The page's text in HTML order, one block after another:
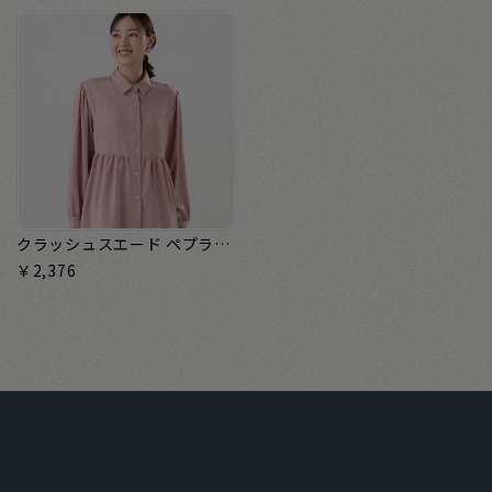
クラッシュスエード ペプラムシャツブラウス 長袖 レディース
￥2,376